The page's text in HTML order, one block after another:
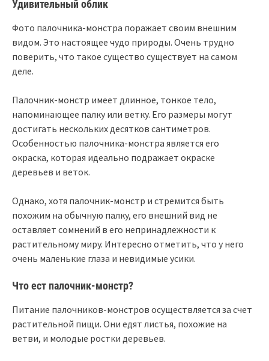
Удивительный облик
Фото палочника-монстра поражает своим внешним
видом. Это настоящее чудо природы. Очень трудно
поверить, что такое существо существует на самом
деле.
Палочник-монстр имеет длинное, тонкое тело,
напоминающее палку или ветку. Его размеры могут
достигать нескольких десятков сантиметров.
Особенностью палочника-монстра является его
окраска, которая идеально подражает окраске
деревьев и веток.
Однако, хотя палочник-монстр и стремится быть
похожим на обычную палку, его внешний вид не
оставляет сомнений в его непринадлежности к
растительному миру. Интересно отметить, что у него
очень маленькие глаза и невидимые усики.
Что ест палочник-монстр?
Питание палочников-монстров осуществляется за счет
растительной пищи. Они едят листья, похожие на
ветви, и молодые ростки деревьев.